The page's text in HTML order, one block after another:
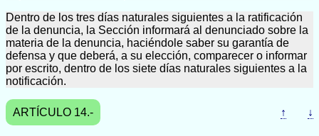
Dentro de los tres días naturales siguientes a la ratificación
de la denuncia, la Sección informará al denunciado sobre la
materia de la denuncia, haciéndole saber su garantía de
defensa y que deberá, a su elección, comparecer o informar
por escrito, dentro de los siete días naturales siguientes a la
notificación.
ARTÍCULO 14.- ↑ ↓